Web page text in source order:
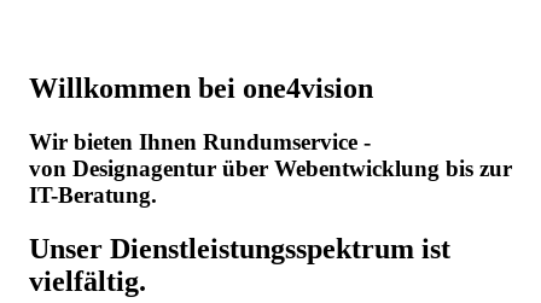
Willkommen bei one4vision
Wir bieten Ihnen Rundumservice -
von Designagentur über Webentwicklung bis zur
IT-Beratung.
Unser Dienstleistungsspektrum ist
vielfältig.